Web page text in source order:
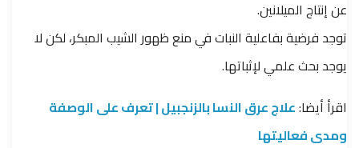
عن إنتاج الميلانين.
توجد فرضية بفاعلية النبات في منع ظهور الشيب المبكر، لكن لا
يوجد بحث علمي لإثباتها.
اقرأ أيضا:علاج عرق النسا بالزنجبيل | تعرف على الوصفة
ومدى فعاليتها